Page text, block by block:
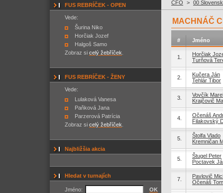
FUS REBRÍČEK - OPEN
Vede:
Šurina Niko
Horčiak Jozef
Halgoš Samo
Zobraz si celý žebříček
FUS REBRÍČEK - ŽENY
Vede:
Lulaková Vanesa
Paňková Jana
Parzerová Patrícia
Zobraz si celý žebříček
Najbližšia akcia
Hledat v turnajích
Jméno: OK
ČFO > 00
MACHNÁČ
# Jméno
1.
Horčiak
Turňová
2.
Kučera Ján
Tehlár Tibor
3.
Vovčík
Krajčovič
4.
Očenáš
Filakovský
5.
Štolfa Vlado
Kremničan
5.
Štugel Peter
Poctavek
7.
Pavlovič
Očenáš